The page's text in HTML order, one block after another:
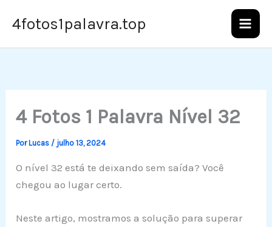
para4fotos1palavra.top
4 Fotos 1 Palavra Nível 32
PorLucas / julho 13, 2024
O nível 32 está te deixando sem saída? Você
chegou ao lugar certo.
Neste artigo, mostramos a solução para superar